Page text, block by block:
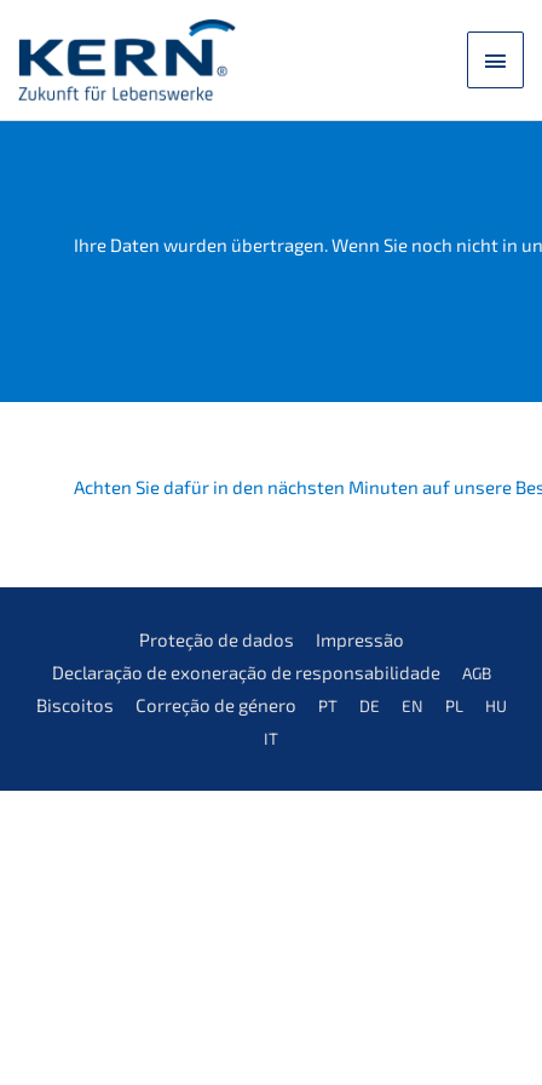
para
conteúdo
Ihre Daten wurden übertra­gen. Wenn Sie noch nicht in
Achten Sie dafür in den nächs­ten Minuten auf unsere
Prote­ção de dados
Impres­são
Decla­ra­ção de exonera­ção de responsabilidade
AGB
Bisco­i­tos Corre­ção de género PT DE EN PL
HU
IT